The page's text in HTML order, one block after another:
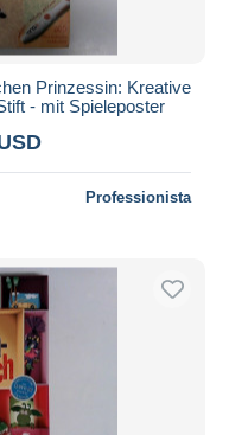
Prinzessin: Kreative
- mit Spieleposter
Professionista